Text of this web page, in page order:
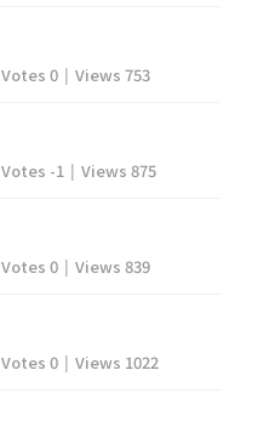
Votes 0 | Views 753
Votes -1 | Views 875
Votes 0 | Views 839
Votes 0 | Views 1022